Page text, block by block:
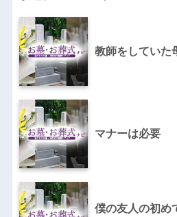
教師をしていた
マナーは必要
僕の友人の初め